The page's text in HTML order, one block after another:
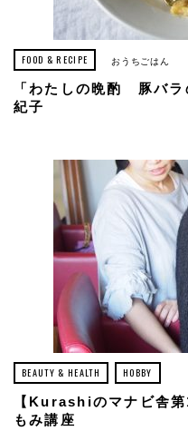
FOOD & RECIPE おうちごはん
「わたしの晩酌 豚バラ
紀子
BEAUTY & HEALTH HOBBY
【Kurashiのマナビ舎
もみ講座